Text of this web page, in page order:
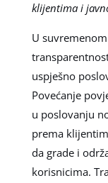
klijentima i
U
uspješno
Povećanje
u poslovanju
prema
da grade i
korisnicima.